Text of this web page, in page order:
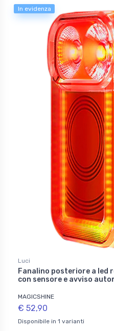
In evidenza
Luci
Fanalino posteriore a led
con sensore e avviso
MAGICSHINE
€ 52,90
Disponibile in 1 varianti